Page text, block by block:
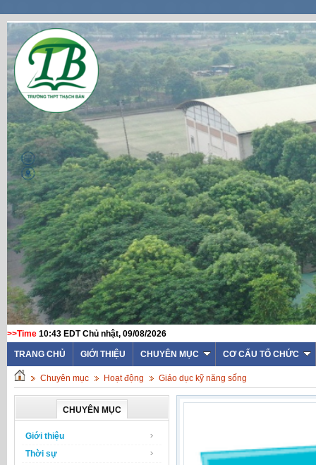
>>Time 10:43 EDT Chủ nhật, 09/08/2026
TRANG CHỦ GIỚI THIỆU CHUYÊN MỤC CƠ CẤU TỔ CHỨC
Chuyên mục Hoạt động Giáo dục kỹ năng sống
CHUYÊN MỤC
Giới thiệu
Thời sự